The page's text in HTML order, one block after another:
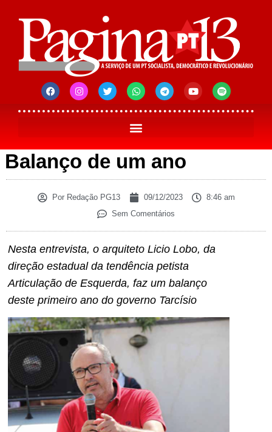
Balanço de um ano
PorRedação PG13 09/12/2023
8:46 am
Sem Comentários
Nesta entrevista, o arquiteto Licio Lobo, da
direção estadual da tendência petista
Articulação de Esquerda, faz um balanço
deste primeiro ano do governo Tarcísio